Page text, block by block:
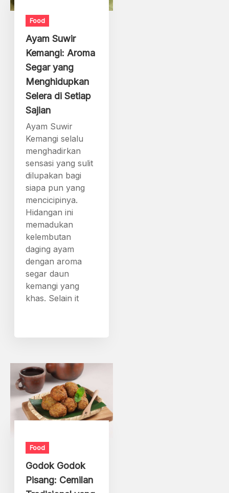
Food
Ayam Suwir
Kemangi: Aroma
Segar yang
Menghidupkan
Selera di Setiap
Sajian
Ayam Suwir
Kemangi selalu
menghadirkan
sensasi yang sulit
dilupakan bagi
siapa pun yang
mencicipinya.
Hidangan ini
memadukan
kelembutan
daging ayam
dengan aroma
segar daun
kemangi yang
khas. Selain it
Food
Godok Godok
Pisang: Cemilan